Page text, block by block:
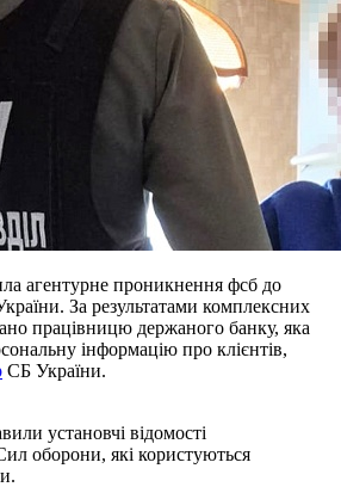
агентурне проникнення фсб до
За результатами комплексних
працівницю держаного банку, яка
інформацію про клієнтів,
СБ України.
установчі відомості
оборони, які користуються